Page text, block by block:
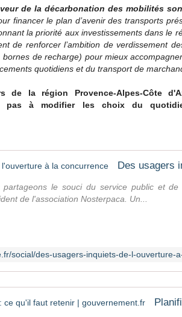
de la décarbonation des mobilités
financer le plan d’avenir des transports
la priorité aux investissements dans le
de renforcer l’ambition de verdissement
de recharge) pour mieux
quotidiens et du transport de
de la région Provence-Alpes-Côte
pas à modifier les choix du
le souci du service public et de
de l'association Nosterpaca. Un...